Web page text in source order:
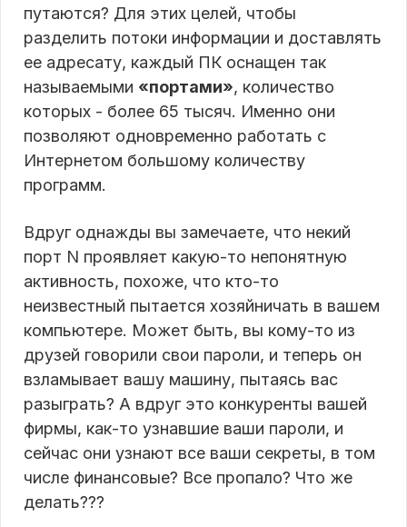
путаются? Для этих целей, чтобы
разделить потоки информации и доставлять
ее адресату, каждый ПК оснащен так
называемыми «портами», количество
которых - более 65 тысяч. Именно они
позволяют одновременно работать с
Интернетом большому количеству
программ.
Вдруг однажды вы замечаете, что некий
порт N проявляет какую-то непонятную
активность, похоже, что кто-то
неизвестный пытается хозяйничать в вашем
компьютере. Может быть, вы кому-то из
друзей говорили свои пароли, и теперь он
взламывает вашу машину, пытаясь вас
разыграть? А вдруг это конкуренты вашей
фирмы, как-то узнавшие ваши пароли, и
сейчас они узнают все ваши секреты, в том
числе финансовые? Все пропало? Что же
делать???